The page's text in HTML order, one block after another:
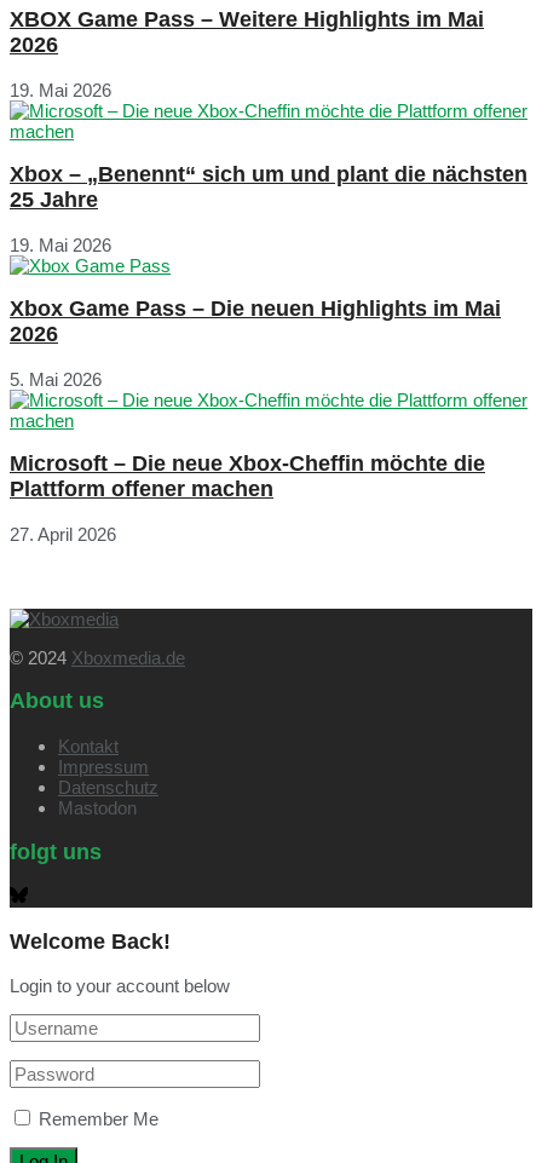
XBOX Game Pass – Weitere Highlights im Mai
2026
19. Mai 2026
Xbox – „Benennt“ sich um und plant die nächsten
25 Jahre
19. Mai 2026
Xbox Game Pass – Die neuen Highlights im Mai
2026
5. Mai 2026
Microsoft – Die neue Xbox-Cheffin möchte die
Plattform offener machen
27. April 2026
© 2024 Xboxmedia.de
About us
Kontakt
Impressum
Datenschutz
Mastodon
folgt uns
Welcome Back!
Login to your account below
Remember Me